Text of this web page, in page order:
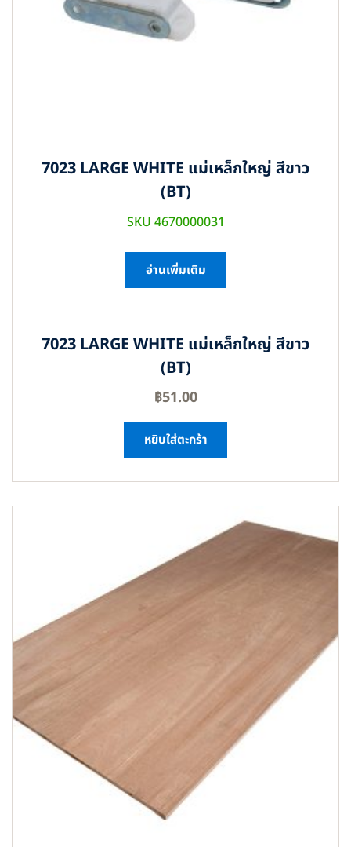
7023 LARGE WHITE แม่เหล็กใหญ่ สีขาว
(BT)
SKU 4670000031
อ่านเพิ่มเติม
7023 LARGE WHITE แม่เหล็กใหญ่ สีขาว
(BT)
฿51.00
หยิบใส่ตะกร้า